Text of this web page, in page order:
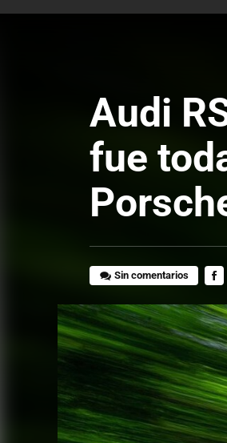
Audi
fue
Sin comentarios